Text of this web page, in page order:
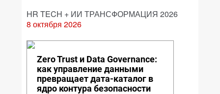
HR TECH + ИИ ТРАНСФОРМАЦИЯ 2026
8 октября 2026
Zero Trust и Data Governance:
как управление данными
превращает дата-каталог в
ядро контура безопасности